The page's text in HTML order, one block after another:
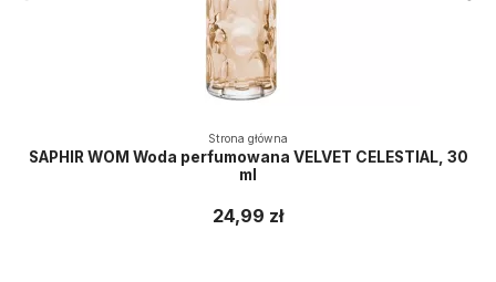
Strona główna
SAPHIR WOM Woda perfumowana VELVET CELESTIAL, 30
ml
24,99 zł